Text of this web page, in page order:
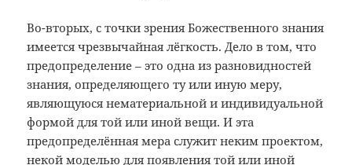
Во-вторых, с точки зрения Божественного знания
имеется чрезвычайная лёгкость. Дело в том, что
предопределение – это одна из разновидностей
знания, определяющего ту или иную меру,
являющуюся нематериальной и индивидуальной
формой для той или иной вещи. И эта
предопределённая мера служит неким проектом,
некой моделью для появления той или иной